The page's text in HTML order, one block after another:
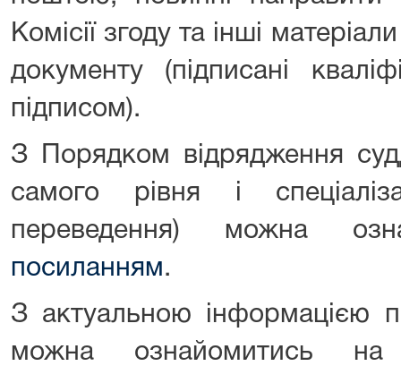
Комісії згоду та інші
документу (підписані
підписом).
З Порядком відрядження
самого рівня і
переведення) можна
посиланням.
З актуальною інформацією
можна ознайомитись на